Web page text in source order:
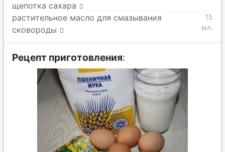
щепотка сахара
растительное масло для смазывания
сковороды
15
мл.
Рецепт приготовления: